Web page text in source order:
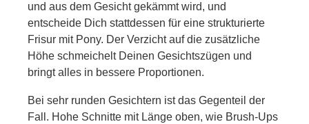
und aus dem Gesicht gekämmt wird, und
entscheide Dich stattdessen für eine strukturierte
Frisur mit Pony. Der Verzicht auf die zusätzliche
Höhe schmeichelt Deinen Gesichtszügen und
bringt alles in bessere Proportionen.
Bei sehr runden Gesichtern ist das Gegenteil der
Fall. Hohe Schnitte mit Länge oben, wie Brush-Ups